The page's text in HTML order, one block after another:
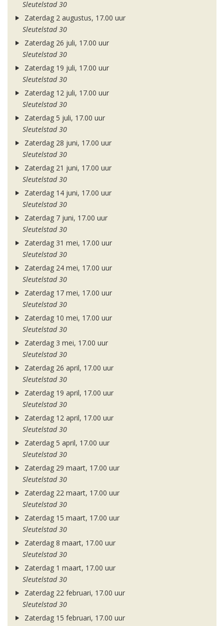
Sleutelstad 30
Zaterdag 2 augustus, 17.00 uur
Sleutelstad 30
Zaterdag 26 juli, 17.00 uur
Sleutelstad 30
Zaterdag 19 juli, 17.00 uur
Sleutelstad 30
Zaterdag 12 juli, 17.00 uur
Sleutelstad 30
Zaterdag 5 juli, 17.00 uur
Sleutelstad 30
Zaterdag 28 juni, 17.00 uur
Sleutelstad 30
Zaterdag 21 juni, 17.00 uur
Sleutelstad 30
Zaterdag 14 juni, 17.00 uur
Sleutelstad 30
Zaterdag 7 juni, 17.00 uur
Sleutelstad 30
Zaterdag 31 mei, 17.00 uur
Sleutelstad 30
Zaterdag 24 mei, 17.00 uur
Sleutelstad 30
Zaterdag 17 mei, 17.00 uur
Sleutelstad 30
Zaterdag 10 mei, 17.00 uur
Sleutelstad 30
Zaterdag 3 mei, 17.00 uur
Sleutelstad 30
Zaterdag 26 april, 17.00 uur
Sleutelstad 30
Zaterdag 19 april, 17.00 uur
Sleutelstad 30
Zaterdag 12 april, 17.00 uur
Sleutelstad 30
Zaterdag 5 april, 17.00 uur
Sleutelstad 30
Zaterdag 29 maart, 17.00 uur
Sleutelstad 30
Zaterdag 22 maart, 17.00 uur
Sleutelstad 30
Zaterdag 15 maart, 17.00 uur
Sleutelstad 30
Zaterdag 8 maart, 17.00 uur
Sleutelstad 30
Zaterdag 1 maart, 17.00 uur
Sleutelstad 30
Zaterdag 22 februari, 17.00 uur
Sleutelstad 30
Zaterdag 15 februari, 17.00 uur